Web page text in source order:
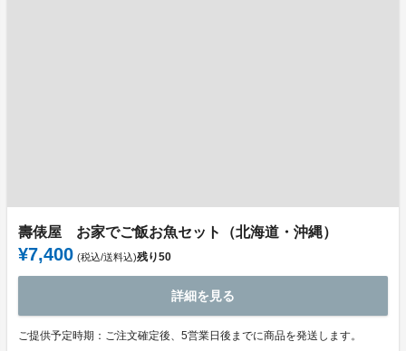
壽俵屋 お家でご飯お魚セット（北海道・沖縄）
¥7,400 (税込/送料込)残り50
詳細を見る
ご提供予定時期：ご注文確定後、5営業日後までに商品を発送します。